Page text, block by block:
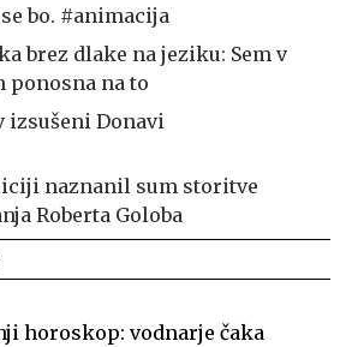
bo. #animacija
brez dlake na jeziku: Sem v
ponosna na to
izsušeni Donavi
naznanil sum storitve
Roberta Goloba
horoskop: vodnarje čaka